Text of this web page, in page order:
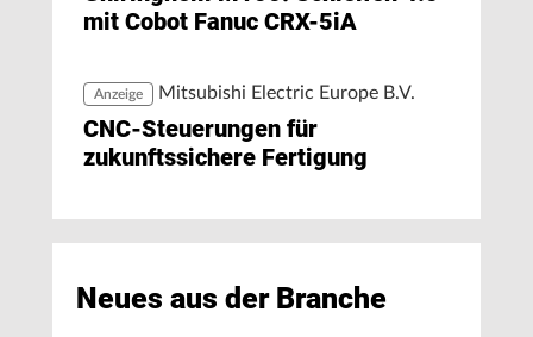
mit Cobot Fanuc CRX-5iA
Anzeige Mitsubishi Electric Europe B.V.
CNC-Steuerungen für
zukunftssichere Fertigung
Neues aus der Branche